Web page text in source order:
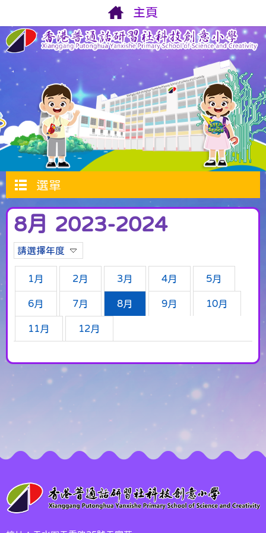
主頁
選單
8月 2023-2024
請選擇年度
1月 2月 3月 4月 5月
6月 7月 8月 9月 10月
11月 12月